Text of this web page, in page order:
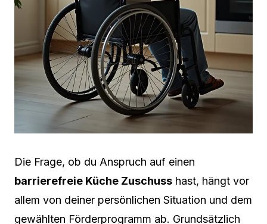
Die Frage, ob du Anspruch auf einen
barrierefreie Küche Zuschuss hast, hängt vor
allem von deiner persönlichen Situation und dem
gewählten Förderprogramm ab. Grundsätzlich